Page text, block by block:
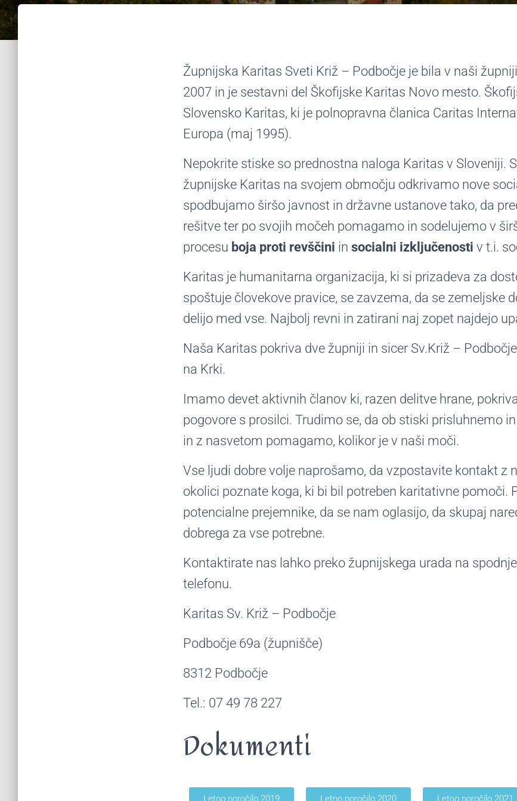
Župnijska Karitas Sveti Križ – Podbočje je bila v naši
2007 in je sestavni del Škofijske Karitas Novo mesto.
Slovensko Karitas, ki je polnopravna članica Caritas
Europa (maj 1995).
Nepokrite stiske so prednostna naloga Karitas v Sloveniji.
župnijske Karitas na svojem območju odkrivamo nove
spodbujamo širšo javnost in državne ustanove tako, da
rešitve ter po svojih močeh pomagamo in sodelujemo v
procesu boja proti revščini in socialni izključenosti v t.i.
Karitas je humanitarna organizacija, ki si prizadeva za
spoštuje človekove pravice, se zavzema, da se zemeljske
delijo med vse. Najbolj revni in zatirani naj zopet najdejo
Naša Karitas pokriva dve župniji in sicer Sv.Križ –
na Krki.
Imamo devet aktivnih članov ki, razen delitve hrane,
pogovore s prosilci. Trudimo se, da ob stiski prisluhnemo
in z nasvetom pomagamo, kolikor je v naši moči.
Vse ljudi dobre volje naprošamo, da vzpostavite kontakt z
okolici poznate koga, ki bi bil potreben karitativne pomoči.
potencialne prejemnike, da se nam oglasijo, da skupaj
dobrega za vse potrebne.
Kontaktirate nas lahko preko župnijskega urada na
telefonu.
Karitas Sv. Križ – Podbočje
Podbočje 69a (župnišče)
8312 Podbočje
Tel.: 07 49 78 227
Dokumenti
Letno poročilo 2019 Letno poročilo 2020 Letno poročilo 2021